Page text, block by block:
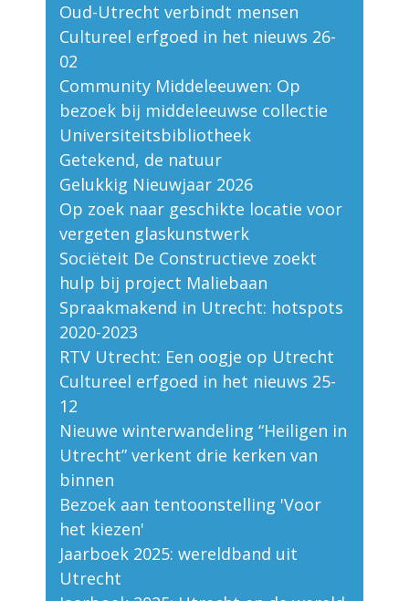
Oud-Utrecht verbindt mensen
Cultureel erfgoed in het nieuws 26-
02
Community Middeleeuwen: Op
bezoek bij middeleeuwse collectie
Universiteitsbibliotheek
Getekend, de natuur
Gelukkig Nieuwjaar 2026
Op zoek naar geschikte locatie voor
vergeten glaskunstwerk
Sociëteit De Constructieve zoekt
hulp bij project Maliebaan
Spraakmakend in Utrecht: hotspots
2020-2023
RTV Utrecht: Een oogje op Utrecht
Cultureel erfgoed in het nieuws 25-
12
Nieuwe winterwandeling “Heiligen in
Utrecht” verkent drie kerken van
binnen
Bezoek aan tentoonstelling 'Voor
het kiezen'
Jaarboek 2025: wereldband uit
Utrecht